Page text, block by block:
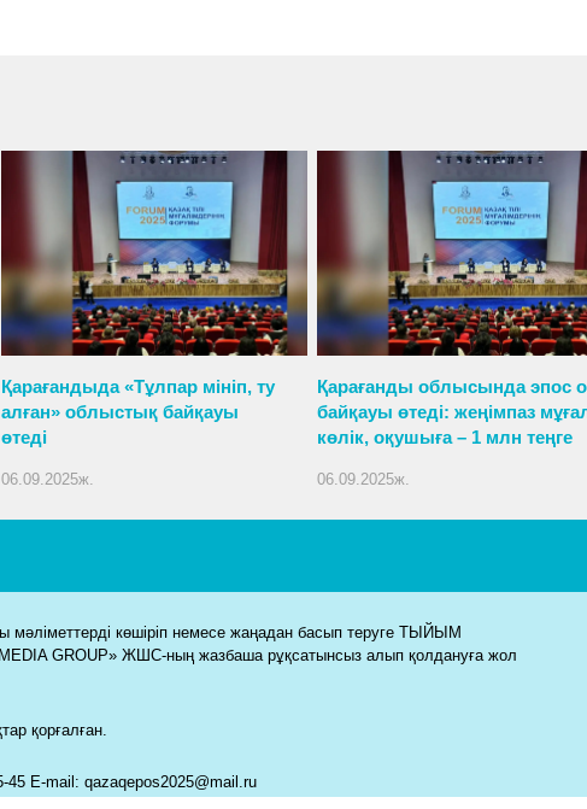
Қарағандыда «Тұлпар мініп, ту
алған» облыстық байқауы
өтеді
06.09.2025ж.
Қарағанды облысында эпос
байқауы өтеді: жеңімпаз
көлік, оқушыға – 1 млн теңге
06.09.2025ж.
көшіріп немесе жаңадан басып теруге ТЫЙЫМ
GROUP» ЖШС-ның жазбаша рұқсатынсыз алып қолдануға жол
қорғалған.
45 E-mail: qazaqepos2025@mail.ru